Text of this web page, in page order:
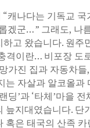
캐나다는 기독교
겠군… ” 그래도, 나
고 왔습니다. 원주
격이란… 비포장 도
가진 집과 자동차
는 자살과 알코올과
딩’과 ‘타체’마을
늪지대였습니다. 단
혹은 태국의 산족